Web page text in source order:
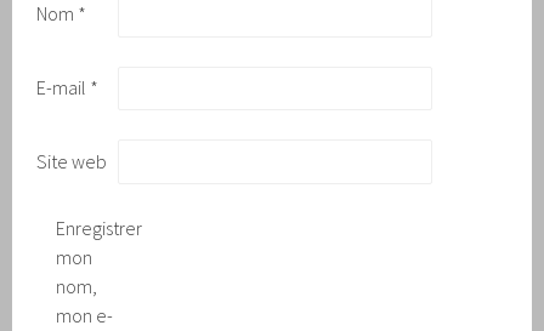
Nom *
E-mail *
Site web
Enregistrer
mon
nom,
mon e-